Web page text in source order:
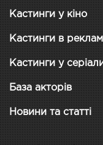
Кастинги у кіно
Кастинги в
Кастинги у
База акторів
Новини та статті